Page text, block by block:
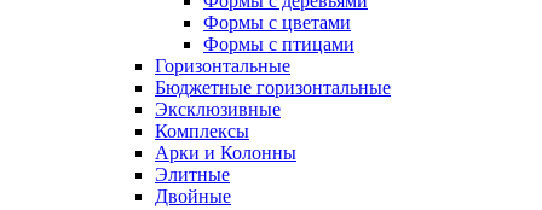
Формы с цветами
Формы с птицами
Горизонтальные
Бюджетные горизонтальные
Эксклюзивные
Комплексы
Арки и Колонны
Элитные
Двойные